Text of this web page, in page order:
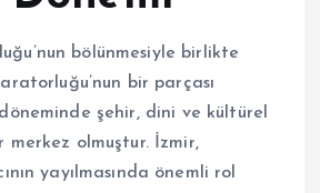
bölünmesiyle birlikte
bir parçası
şehir, dini ve kültürel
merkez olmuştur. İzmir,
yayılmasında önemli rol